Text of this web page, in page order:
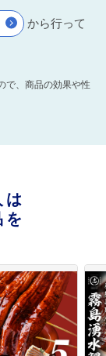
から行って
で、商品の効果や性